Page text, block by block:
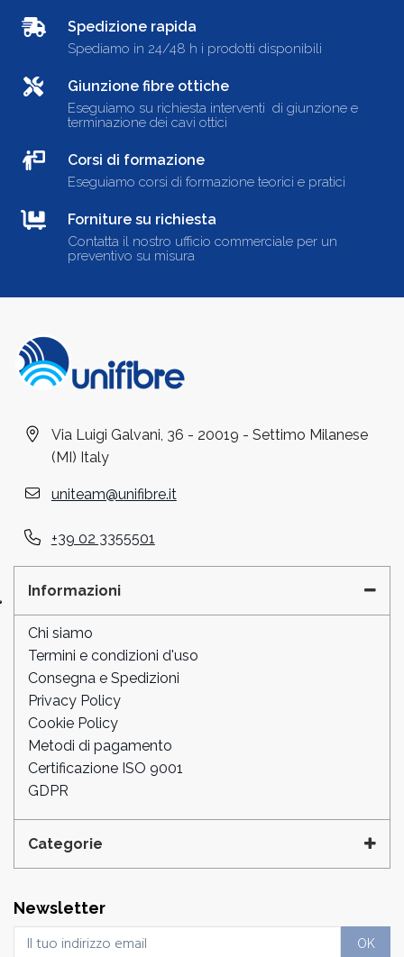
Spedizione rapida
Spediamo in 24/48 h i prodotti disponibili
Giunzione fibre ottiche
Eseguiamo su richiesta interventi di giunzione e
terminazione dei cavi ottici
Corsi di formazione
Eseguiamo corsi di formazione teorici e pratici
Forniture su richiesta
Contatta il nostro ufficio commerciale per un
preventivo su misura
Via Luigi Galvani, 36 - 20019 - Settimo Milanese
(MI) Italy
uniteam@unifibre.it
+39 02 3355501
Informazioni
Chi siamo
Termini e condizioni d'uso
Consegna e Spedizioni
Privacy Policy
Cookie Policy
Metodi di pagamento
Certificazione ISO 9001
GDPR
Categorie
Newsletter